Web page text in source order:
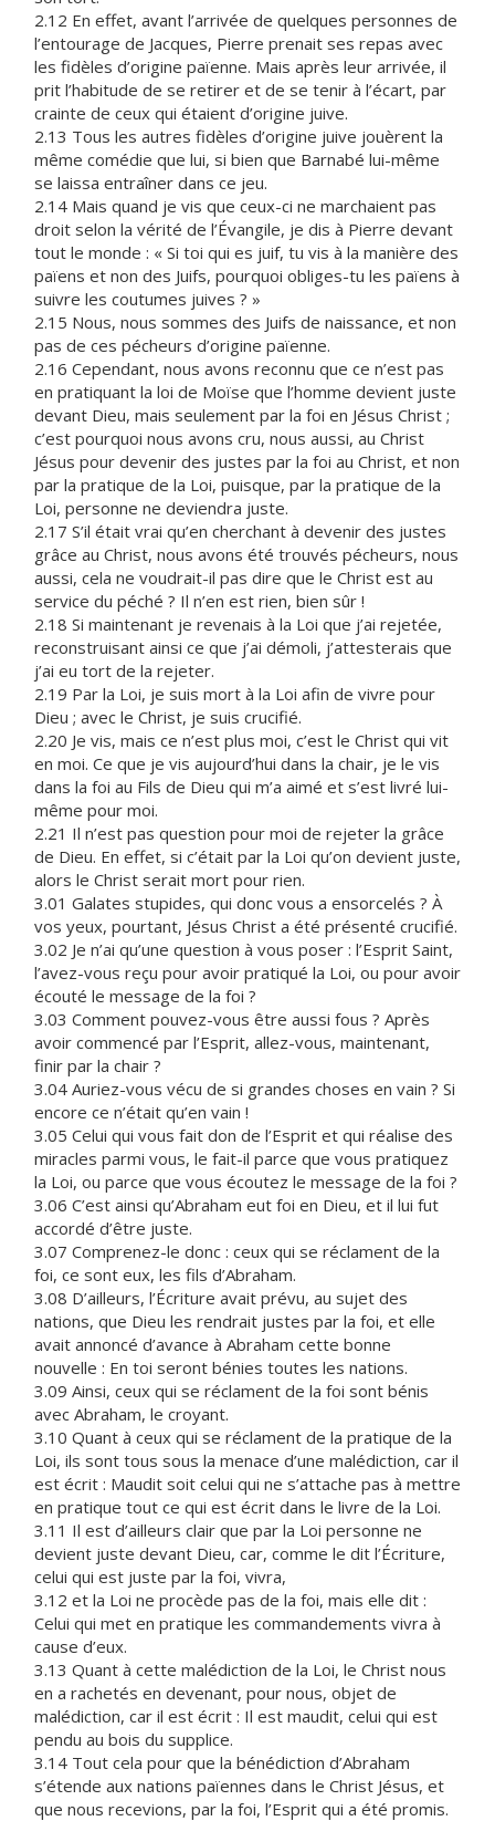
2.12 En effet, avant l’arrivée de quelques personnes de
l’entourage de Jacques, Pierre prenait ses repas avec
les fidèles d’origine païenne. Mais après leur arrivée, il
prit l’habitude de se retirer et de se tenir à l’écart, par
crainte de ceux qui étaient d’origine juive.
2.13 Tous les autres fidèles d’origine juive jouèrent la
même comédie que lui, si bien que Barnabé lui-même
se laissa entraîner dans ce jeu.
2.14 Mais quand je vis que ceux-ci ne marchaient pas
droit selon la vérité de l’Évangile, je dis à Pierre devant
tout le monde : « Si toi qui es juif, tu vis à la manière des
païens et non des Juifs, pourquoi obliges-tu les païens à
suivre les coutumes juives ? »
2.15 Nous, nous sommes des Juifs de naissance, et non
pas de ces pécheurs d’origine païenne.
2.16 Cependant, nous avons reconnu que ce n’est pas
en pratiquant la loi de Moïse que l’homme devient juste
devant Dieu, mais seulement par la foi en Jésus Christ ;
c’est pourquoi nous avons cru, nous aussi, au Christ
Jésus pour devenir des justes par la foi au Christ, et non
par la pratique de la Loi, puisque, par la pratique de la
Loi, personne ne deviendra juste.
2.17 S’il était vrai qu’en cherchant à devenir des justes
grâce au Christ, nous avons été trouvés pécheurs, nous
aussi, cela ne voudrait-il pas dire que le Christ est au
service du péché ? Il n’en est rien, bien sûr !
2.18 Si maintenant je revenais à la Loi que j’ai rejetée,
reconstruisant ainsi ce que j’ai démoli, j’attesterais que
j’ai eu tort de la rejeter.
2.19 Par la Loi, je suis mort à la Loi afin de vivre pour
Dieu ; avec le Christ, je suis crucifié.
2.20 Je vis, mais ce n’est plus moi, c’est le Christ qui vit
en moi. Ce que je vis aujourd’hui dans la chair, je le vis
dans la foi au Fils de Dieu qui m’a aimé et s’est livré lui-
même pour moi.
2.21 Il n’est pas question pour moi de rejeter la grâce
de Dieu. En effet, si c’était par la Loi qu’on devient juste,
alors le Christ serait mort pour rien.
3.01 Galates stupides, qui donc vous a ensorcelés ? À
vos yeux, pourtant, Jésus Christ a été présenté crucifié.
3.02 Je n’ai qu’une question à vous poser : l’Esprit Saint,
l’avez-vous reçu pour avoir pratiqué la Loi, ou pour avoir
écouté le message de la foi ?
3.03 Comment pouvez-vous être aussi fous ? Après
avoir commencé par l’Esprit, allez-vous, maintenant,
finir par la chair ?
3.04 Auriez-vous vécu de si grandes choses en vain ? Si
encore ce n’était qu’en vain !
3.05 Celui qui vous fait don de l’Esprit et qui réalise des
miracles parmi vous, le fait-il parce que vous pratiquez
la Loi, ou parce que vous écoutez le message de la foi ?
3.06 C’est ainsi qu’Abraham eut foi en Dieu, et il lui fut
accordé d’être juste.
3.07 Comprenez-le donc : ceux qui se réclament de la
foi, ce sont eux, les fils d’Abraham.
3.08 D’ailleurs, l’Écriture avait prévu, au sujet des
nations, que Dieu les rendrait justes par la foi, et elle
avait annoncé d’avance à Abraham cette bonne
nouvelle : En toi seront bénies toutes les nations.
3.09 Ainsi, ceux qui se réclament de la foi sont bénis
avec Abraham, le croyant.
3.10 Quant à ceux qui se réclament de la pratique de la
Loi, ils sont tous sous la menace d’une malédiction, car il
est écrit : Maudit soit celui qui ne s’attache pas à mettre
en pratique tout ce qui est écrit dans le livre de la Loi.
3.11 Il est d’ailleurs clair que par la Loi personne ne
devient juste devant Dieu, car, comme le dit l’Écriture,
celui qui est juste par la foi, vivra,
3.12 et la Loi ne procède pas de la foi, mais elle dit :
Celui qui met en pratique les commandements vivra à
cause d’eux.
3.13 Quant à cette malédiction de la Loi, le Christ nous
en a rachetés en devenant, pour nous, objet de
malédiction, car il est écrit : Il est maudit, celui qui est
pendu au bois du supplice.
3.14 Tout cela pour que la bénédiction d’Abraham
s’étende aux nations païennes dans le Christ Jésus, et
que nous recevions, par la foi, l’Esprit qui a été promis.